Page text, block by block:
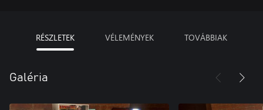
RÉSZLETEK VÉLEMÉNYEK TOVÁBBIAK
Galéria